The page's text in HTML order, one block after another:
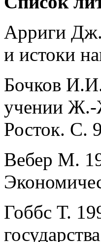
Арриги Дж.
и истоки
Бочков
учении
Росток. С.
Вебер М.
Гоббс Т.